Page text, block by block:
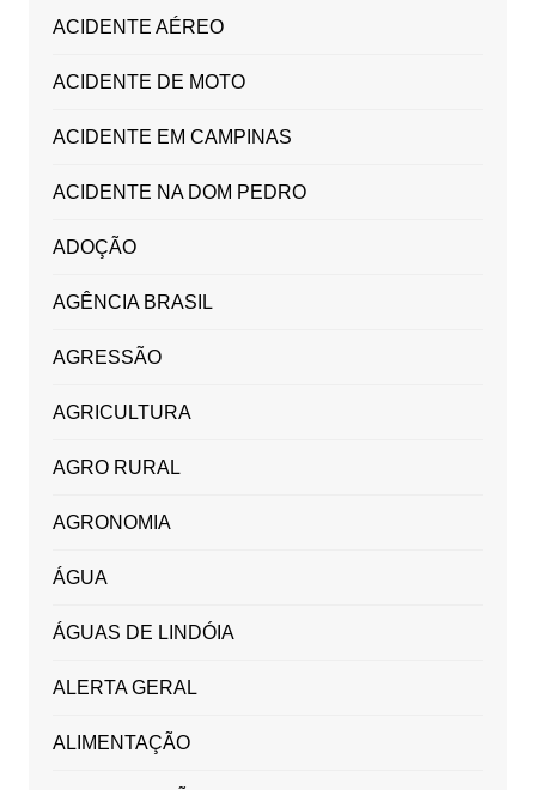
ACIDENTE AÉREO
ACIDENTE DE MOTO
ACIDENTE EM CAMPINAS
ACIDENTE NA DOM PEDRO
ADOÇÃO
AGÊNCIA BRASIL
AGRESSÃO
AGRICULTURA
AGRO RURAL
AGRONOMIA
ÁGUA
ÁGUAS DE LINDÓIA
ALERTA GERAL
ALIMENTAÇÃO